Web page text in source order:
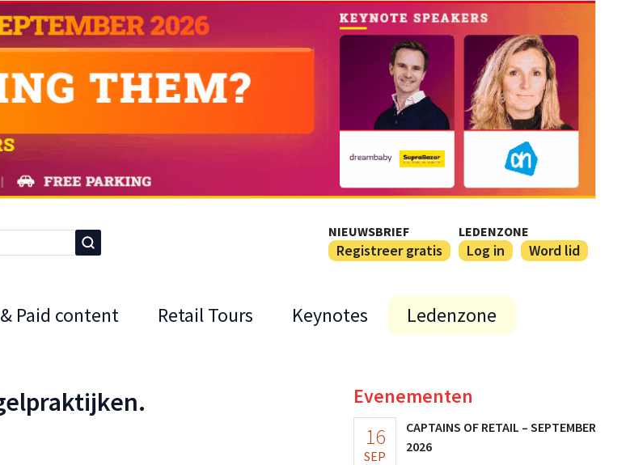
NIEUWSBRIEF
Registreer gratis
LEDENZONE
Log in Word lid
Paid content Retail Tours Keynotes Ledenzone
Evenementen
16
SEP
CAPTAINS OF RETAIL – SEPTEMBER
2026